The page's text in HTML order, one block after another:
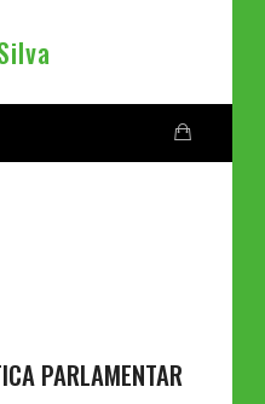
PARLAMENTAR